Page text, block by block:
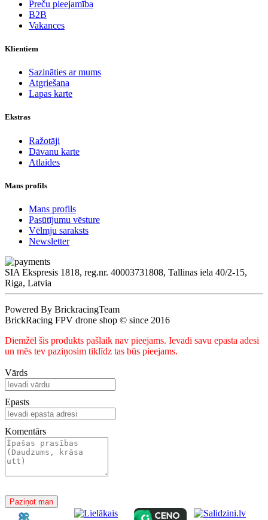
Preču pieejamība
B2B
Vakances
Klientiem
Sazināties ar mums
Atgriešana
Lapas karte
Ekstras
Ražotāji
Dāvanu karte
Atlaides
Mans profils
Mans profils
Pasūtījumu vēsture
Vēlmju saraksts
Newsletter
SIA Ekspresis 1818, reg.nr. 40003731808, Tallinas iela 40/2-15,
Riga, Latvia
Powered By BrickracingTeam
BrickRacing FPV drone shop © since 2016
Diemžēl šis produkts pašlaik nav pieejams. Ievadi savu epasta adesi
un mēs tev paziņosim tiklīdz tas būs pieejams.
Vārds
Epasts
Komentārs
Paziņot man